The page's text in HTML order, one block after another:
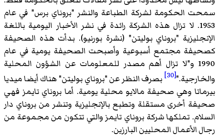
سمحت الحكومة لشركة الطباعة والنشر "بروناي برس" في عام
1953. لا تزال هذه الشركة رائدة في نشر الأخبار اليومية باللغة
الإنجليزية "بروناي بوليتن" (نشرة بورنيو). بدأت هذه الصحيفة
كصحيفة مجتمع أسبوعية وأصبحت الصحيفة يومية في عام
1990 و"لا تزال أهم مصدر للمعلومات عن الشؤون المحلية
والخارجية."[30]
بصرف النظر عن "بروناي بوليتن" هناك أيضا ميديا
بيرماتا وهي صحيفة مالايو محلية يومية. أما بروناي تايمز فهي
صحيفة أخرى مستقلة وتطبع بالإنجليزية وتنشر من بروناي دار
السلام. تملكها شركة بروناي تايمز والتي تتكون من مجموعة من
رجال الأعمال المحليين البارزين.